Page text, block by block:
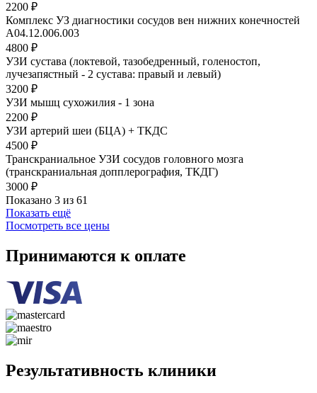
2200 ₽
Комплекс УЗ диагностики сосудов вен нижних конечностей
А04.12.006.003
4800 ₽
УЗИ сустава (локтевой, тазобедренный, голеностоп,
лучезапястный - 2 сустава: правый и левый)
3200 ₽
УЗИ мышц сухожилия - 1 зона
2200 ₽
УЗИ артерий шеи (БЦА) + ТКДС
4500 ₽
Транскраниальное УЗИ сосудов головного мозга
(транскраниальная допплерография, ТКДГ)
3000 ₽
Показано 3 из 61
Показать ещё
Посмотреть все цены
Принимаются к оплате
Результативность клиники